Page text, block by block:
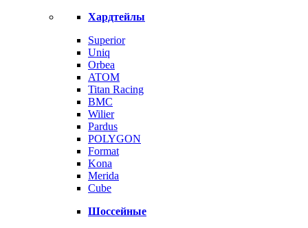
Хардтейлы
Superior
Uniq
Orbea
ATOM
Titan Racing
BMC
Wilier
Pardus
POLYGON
Format
Kona
Merida
Cube
Шоссейные